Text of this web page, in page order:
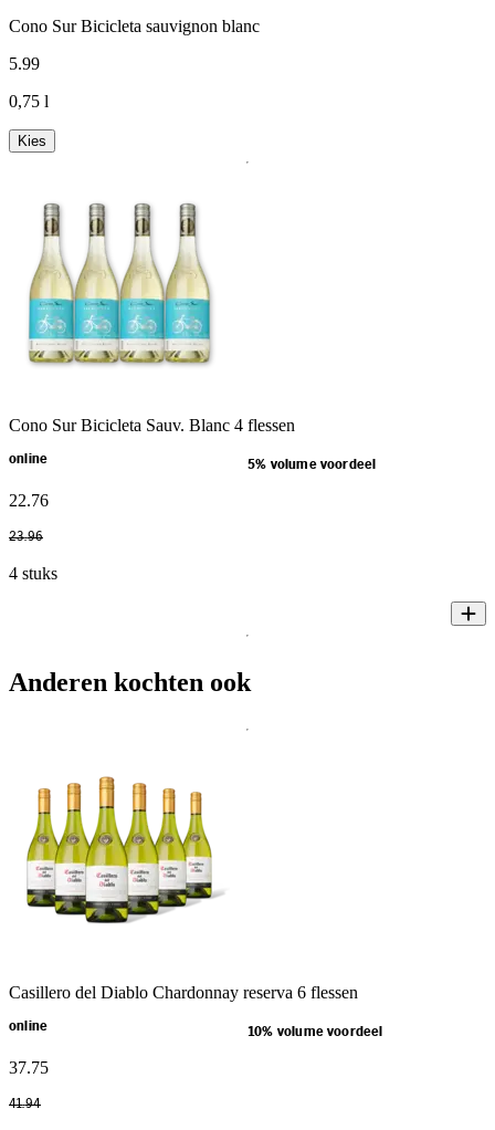
Cono Sur Bicicleta sauvignon blanc
5.99
0,75 l
Kies
Cono Sur Bicicleta Sauv. Blanc 4 flessen
online 5% volume voordeel
22.76
23.96
4 stuks
Anderen kochten ook
Casillero del Diablo Chardonnay reserva 6 flessen
online 10% volume voordeel
37.75
41.94